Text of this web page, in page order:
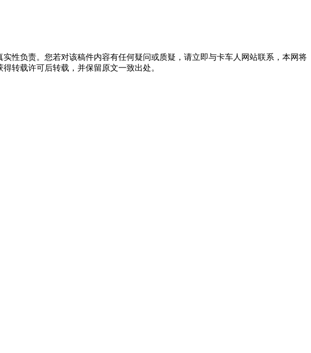
性负责。您若对该稿件内容有任何疑问或质疑，请立即与卡车人网站联系，本网将
转载许可后转载，并保留原文一致出处。